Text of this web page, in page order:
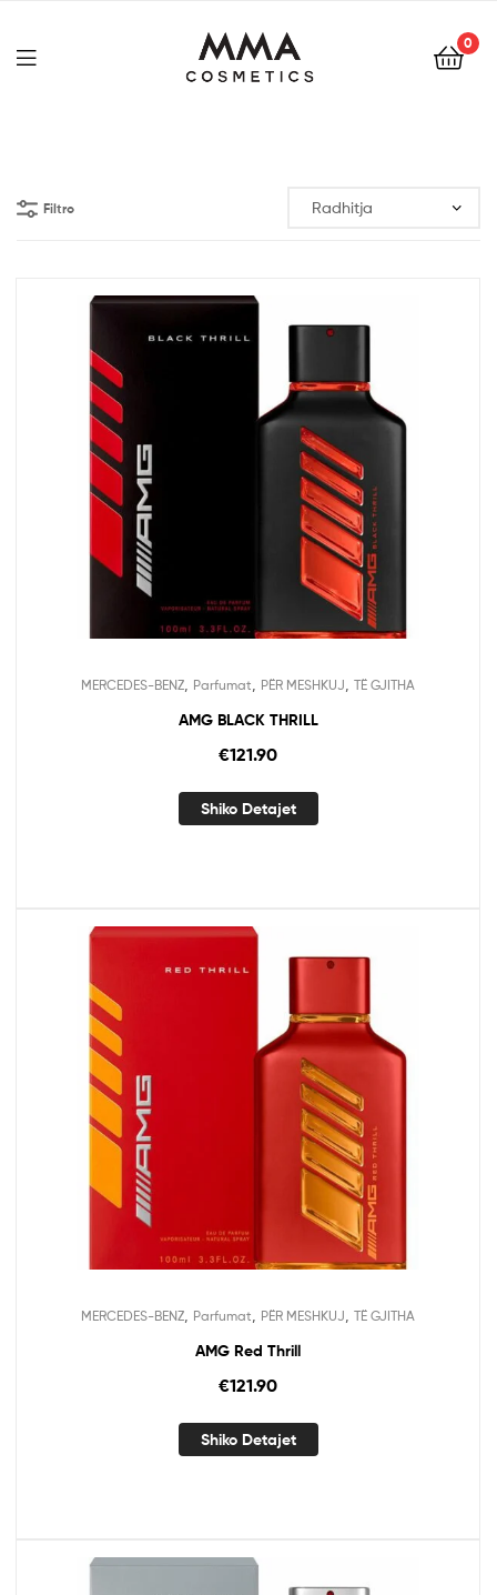
0
Filtro
MERCEDES-BENZ Parfumat PËR MESHKUJ TË GJITHA
AMG BLACK THRILL
€121.90
Shiko Detajet
MERCEDES-BENZ Parfumat PËR MESHKUJ TË GJITHA
AMG Red Thrill
€121.90
Shiko Detajet